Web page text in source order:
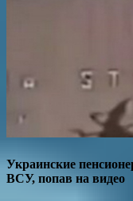
Украинские
ВСУ, попав на видео